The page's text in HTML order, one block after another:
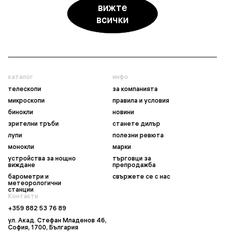
вижте
всички
каталог
телескопи
микроскопи
бинокли
зрителни тръби
лупи
монокли
устройства за нощно
виждане
барометри и
метеорологични
станции
инфо
за компанията
правила и условия
новини
станете дилър
полезни ревюта
марки
търговци за
препродажба
свържете се с нас
Контакти
+359 882 53 76 89
ул. Акад. Стефан Младенов 46,
София, 1700, България